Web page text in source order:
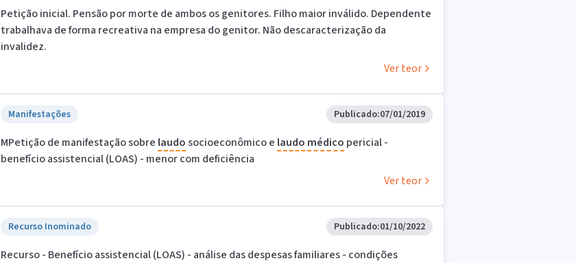
Petição inicial. Pensão por morte de ambos os genitores. Filho maior inválido. Dependente
trabalhava de forma recreativa na empresa do genitor. Não descaracterização da
invalidez.
Ver teor
Manifestações Publicado:07/01/2019
MPetição de manifestação sobre laudosocioeconômico e laudo médico pericial -
benefício assistencial (LOAS) - menor com deficiência
Ver teor
Recurso Inominado Publicado:01/10/2022
Recurso - Benefício assistencial (LOAS) - análise das despesas familiares - condições